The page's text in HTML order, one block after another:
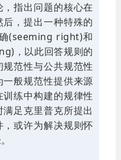
指出问题的核心在
，提出一种特殊的
(seeming right)和
，以此回答规则的
范性与公共规范性
般规范性提供来源
练中构建的规律性
足克里普克所提出
或许为解决规则怀